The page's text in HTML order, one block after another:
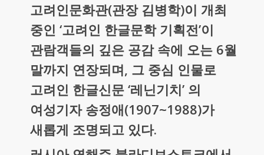
고려인문화관(관장 김병학)이 개최
중인 ‘고려인 한글문학 기획전’이
관람객들의 깊은 공감 속에 오는 6월
말까지 연장되며, 그 중심 인물로
고려인 한글신문 ‘레닌기치’ 의
여성기자 송정애(1907~1988)가
새롭게 조명되고 있다.